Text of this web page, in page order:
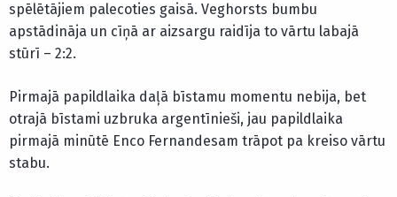
spēlētājiem palecoties gaisā. Veghorsts bumbu
apstādināja un cīņā ar aizsargu raidīja to vārtu labajā
stūrī – 2:2.
Pirmajā papildlaika daļā bīstamu momentu nebija, bet
otrajā bīstami uzbruka argentīnieši, jau papildlaika
pirmajā minūtē Enco Fernandesam trāpot pa kreiso vārtu
stabu.